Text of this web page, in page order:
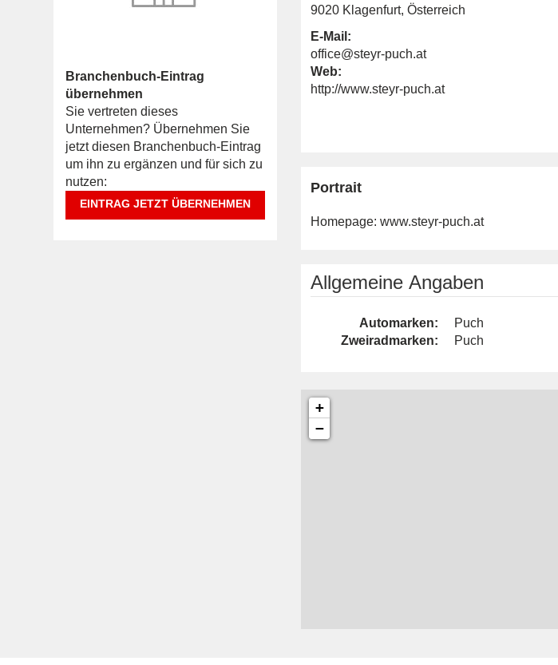
9020 Klagenfurt, Österreich
E-Mail:
office@steyr-puch.at
Web:
http://www.steyr-puch.at
Portrait
Homepage: www.steyr-puch.at
Allgemeine Angaben
Automarken:
Puch
Zweiradmarken:
Puch
+
−
Branchenbuch-Eintrag
übernehmen
Sie vertreten dieses
Unternehmen? Übernehmen Sie
jetzt diesen Branchenbuch-Eintrag
um ihn zu ergänzen und für sich zu
nutzen:
EINTRAG JETZT ÜBERNEHMEN